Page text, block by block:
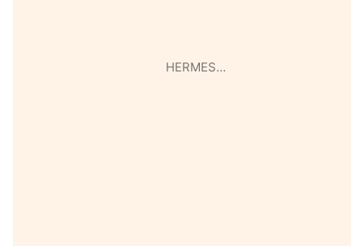
HERMES…